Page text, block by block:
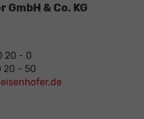
& Co. KG
20 - 0
20 - 50